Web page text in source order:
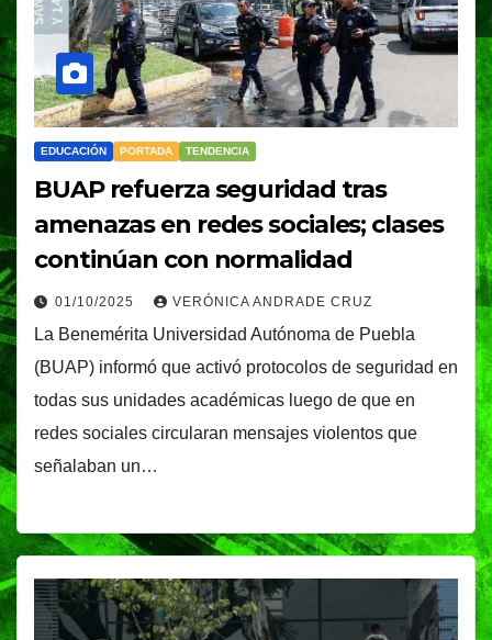
EDUCACIÓN PORTADA TENDENCIA
BUAP refuerza seguridad tras
amenazas en redes sociales; clases
continúan con normalidad
01/10/2025 VERÓNICA ANDRADE CRUZ
La Benemérita Universidad Autónoma de Puebla
(BUAP) informó que activó protocolos de seguridad en
todas sus unidades académicas luego de que en
redes sociales circularan mensajes violentos que
señalaban un…